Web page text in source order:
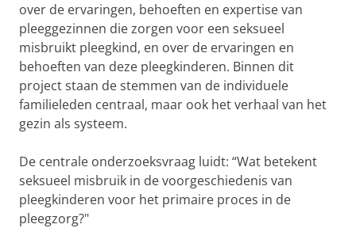
over de ervaringen, behoeften en expertise van
pleeggezinnen die zorgen voor een seksueel
misbruikt pleegkind, en over de ervaringen en
behoeften van deze pleegkinderen. Binnen dit
project staan de stemmen van de individuele
familieleden centraal, maar ook het verhaal van het
gezin als systeem.
De centrale onderzoeksvraag luidt: “Wat betekent
seksueel misbruik in de voorgeschiedenis van
pleegkinderen voor het primaire proces in de
pleegzorg?"